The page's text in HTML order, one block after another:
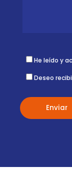
He leído y
Deseo